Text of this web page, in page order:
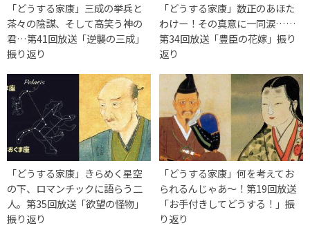
「どうする家康」三成の挙兵と
茶々の陰謀、そして高笑う神の
君…第41回放送「逆襲の三成」
振り返り
「どうする家康」数正のあほた
わけー！その真意に一同涙……
第34回放送「豊臣の花嫁」振り
返り
「どうする家康」きらめく星空
の下、ロマンチックに語らう二
人。第35回放送「欲望の怪物」
振り返り
「どうする家康」何を考えてお
られるんじゃあ～！第19回放送
「お手付きしてどうする！」振
り返り